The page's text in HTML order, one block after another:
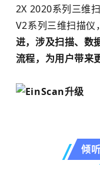
2X 2020系列三维
V2系列三维扫描仪
进，涉及扫描、数
流程，为用户带来
倾